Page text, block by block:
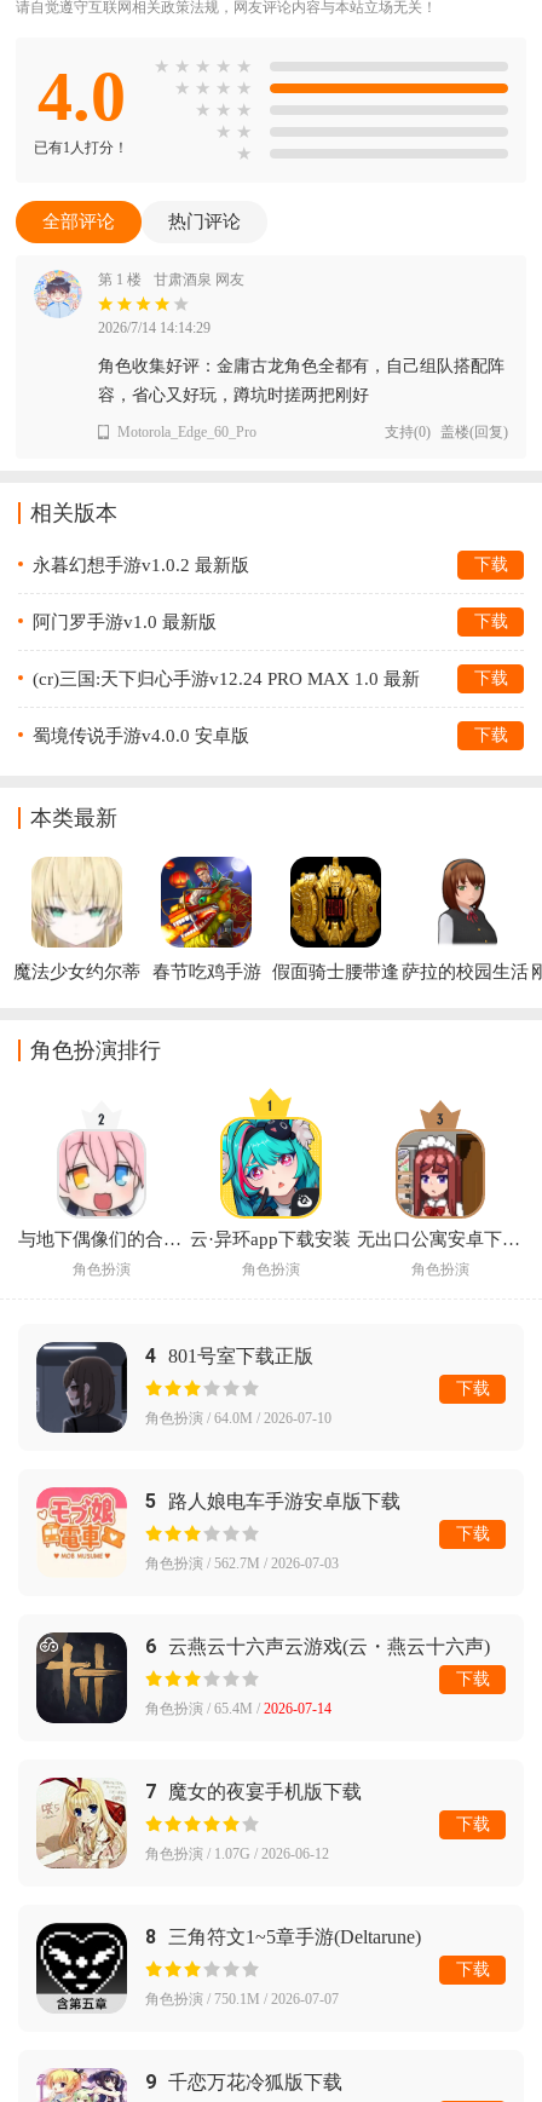
请自觉遵守互联网相关政策法规，网友评论内容与本站立场无关！
4.0
已有1人打分！
★ ★ ★ ★ ★
★ ★ ★ ★
★ ★ ★
★ ★
★
全部评论 热门评论
第 1 楼 甘肃酒泉 网友
2026/7/14 14:14:29
角色收集好评：金庸古龙角色全都有，自己组队搭配阵
容，省心又好玩，蹲坑时搓两把刚好
Motorola_Edge_60_Pro 支持(0) 盖楼(回复)
相关版本
永暮幻想手游v1.0.2 最新版 下载
阿门罗手游v1.0 最新版 下载
(cr)三国:天下归心手游v12.24 PRO MAX 1.0 最新
下载
蜀境传说手游v4.0.0 安卓版 下载
本类最新
魔法少女约尔蒂
春节吃鸡手游 假面骑士腰带逢萨拉的校园生活
角色扮演排行
与地下偶像们的合宿生活手游
角色扮演
云·异环app下载安装
角色扮演
无出口公寓安卓下载汉化版2026
角色扮演
4 801号室下载正版
角色扮演 / 64.0M / 2026-07-10
下载
5 路人娘电车手游安卓版下载
角色扮演 / 562.7M / 2026-07-03
下载
6 云燕云十六声云游戏(云・燕云十六声)
角色扮演 / 65.4M / 2026-07-14
下载
7 魔女的夜宴手机版下载
角色扮演 / 1.07G / 2026-06-12
下载
8 三角符文1~5章手游(Deltarune)
角色扮演 / 750.1M / 2026-07-07
下载
9 千恋万花冷狐版下载